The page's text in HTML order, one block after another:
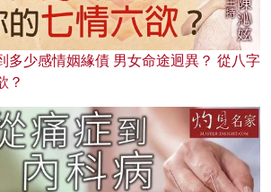
多少感情姻緣債 男女命途迥異？ 從八字
？